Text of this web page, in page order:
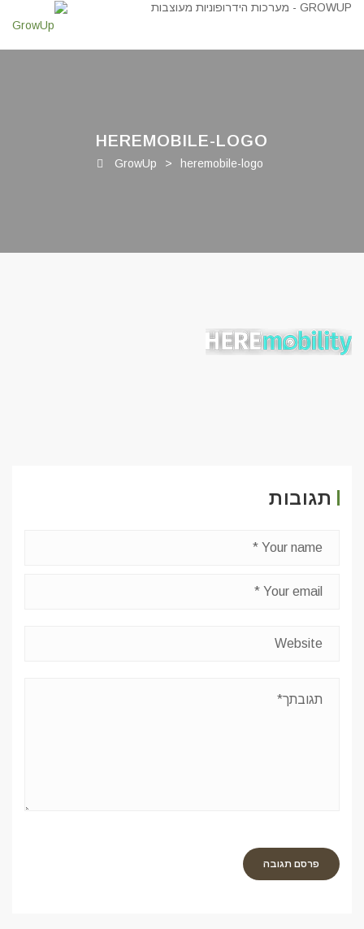
HEREMOBILE-LOGO
GrowUp > heremobile-logo
תגובות